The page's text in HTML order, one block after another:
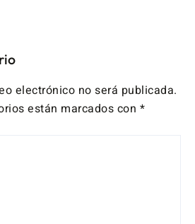
electrónico no será publicada.
están marcados con *